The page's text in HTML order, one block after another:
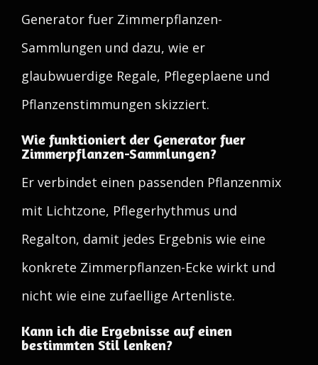
Generator fuer Zimmerpflanzen-
Sammlungen und dazu, wie er
glaubwuerdige Regale, Pflegeplaene und
Pflanzenstimmungen skizziert.
Wie funktioniert der Generator fuer
Zimmerpflanzen-Sammlungen?
Er verbindet einen passenden Pflanzenmix
mit Lichtzone, Pflegerhythmus und
Regalton, damit jedes Ergebnis wie eine
konkrete Zimmerpflanzen-Ecke wirkt und
nicht wie eine zufaellige Artenliste.
Kann ich die Ergebnisse auf einen
bestimmten Stil lenken?